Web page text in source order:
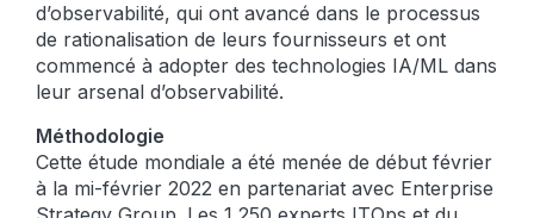
d’observabilité, qui ont avancé dans le processus
de rationalisation de leurs fournisseurs et ont
commencé à adopter des technologies IA/ML dans
leur arsenal d’observabilité.
Méthodologie
Cette étude mondiale a été menée de début février
à la mi-février 2022 en partenariat avec Enterprise